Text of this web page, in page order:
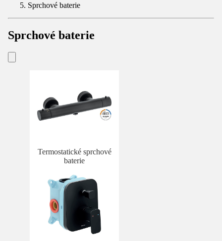
Sprchové baterie
Sprchové baterie
Termostatické sprchové
baterie